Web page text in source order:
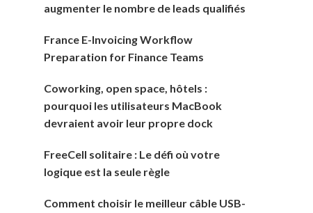
augmenter le nombre de leads qualifiés
France E-Invoicing Workflow
Preparation for Finance Teams
Coworking, open space, hôtels :
pourquoi les utilisateurs MacBook
devraient avoir leur propre dock
FreeCell solitaire : Le défi où votre
logique est la seule règle
Comment choisir le meilleur câble USB-